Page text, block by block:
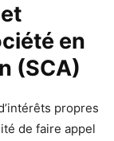
en
(SCA)
propres
de faire appel